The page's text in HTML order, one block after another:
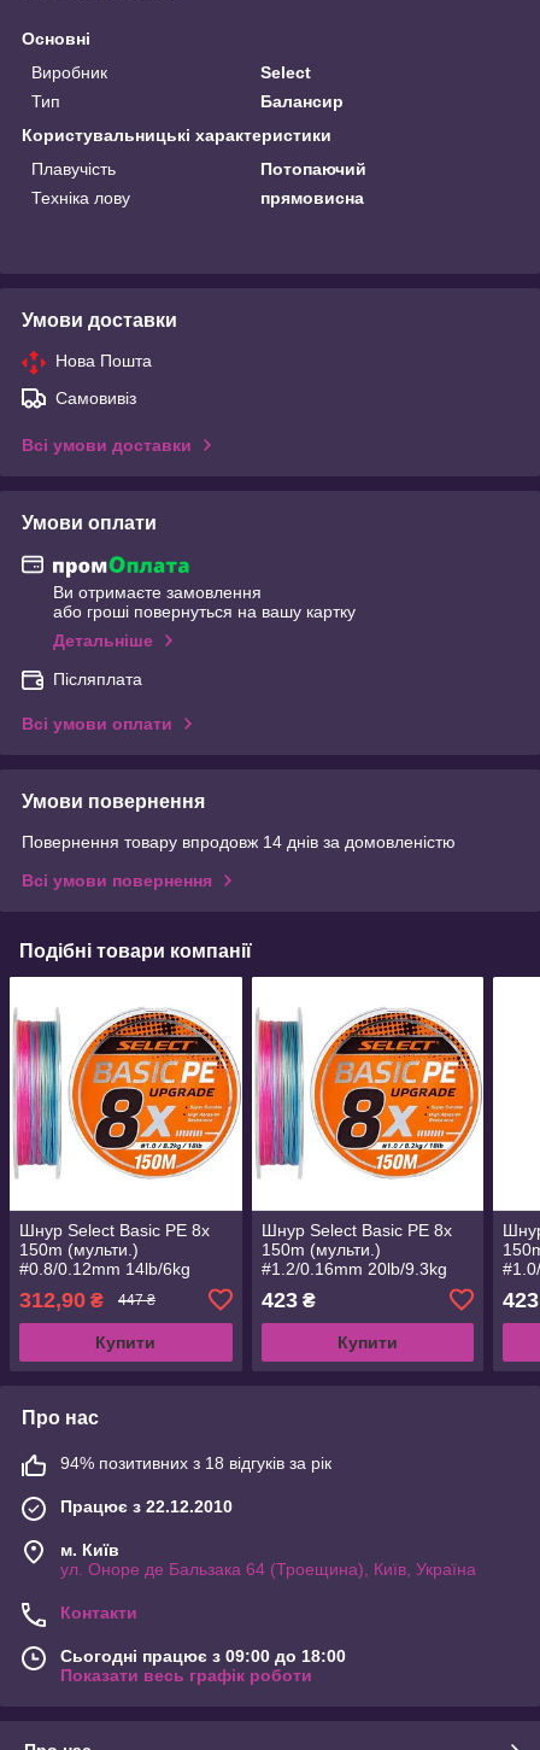
Основні
Виробник
Select
Тип
Балансир
Користувальницькі характеристики
Плавучість
Потопаючий
Техніка лову
прямовисна
Умови доставки
Нова Пошта
Самовивіз
Всі умови доставки
Умови оплати
Ви отримаєте замовлення
або гроші повернуться на вашу картку
Детальніше
Післяплата
Всі умови оплати
Умови повернення
Повернення товару впродовж 14 днів за домовленістю
Всі умови повернення
Подібні товари компанії
Шнур Select Basic PE 8x
150m (мульти.)
#0.8/0.12mm 14lb/6kg
312,90 ₴ 447 ₴
Купити
Шнур Select Basic PE 8x
150m (мульти.)
#1.2/0.16mm 20lb/9.3kg
423₴
Купити
423
Про нас
94% позитивних з 18 відгуків за рік
Працює з 22.12.2010
м. Київ
ул. Оноре де Бальзака 64 (Троещина), Київ, Україна
Контакти
Сьогодні працює з 09:00 до 18:00
Показати весь графік роботи